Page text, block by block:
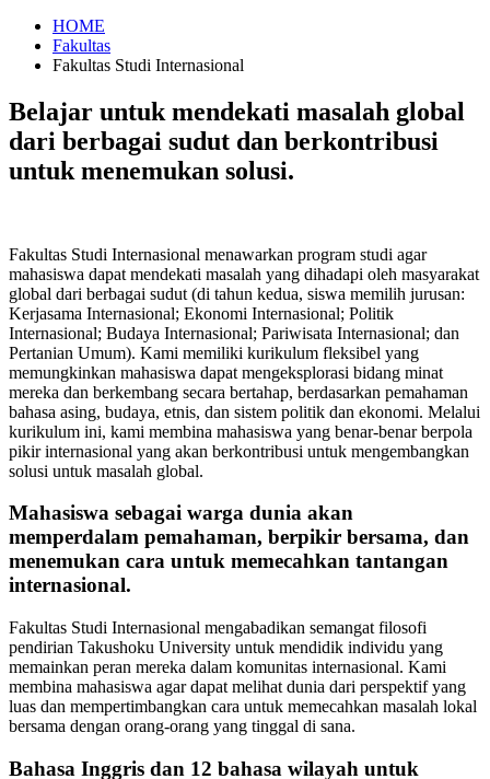
HOME
Fakultas
Fakultas Studi Internasional
Belajar untuk mendekati masalah global
dari berbagai sudut dan berkontribusi
untuk menemukan solusi.
Fakultas Studi Internasional menawarkan program studi agar
mahasiswa dapat mendekati masalah yang dihadapi oleh masyarakat
global dari berbagai sudut (di tahun kedua, siswa memilih jurusan:
Kerjasama Internasional; Ekonomi Internasional; Politik
Internasional; Budaya Internasional; Pariwisata Internasional; dan
Pertanian Umum). Kami memiliki kurikulum fleksibel yang
memungkinkan mahasiswa dapat mengeksplorasi bidang minat
mereka dan berkembang secara bertahap, berdasarkan pemahaman
bahasa asing, budaya, etnis, dan sistem politik dan ekonomi. Melalui
kurikulum ini, kami membina mahasiswa yang benar-benar berpola
pikir internasional yang akan berkontribusi untuk mengembangkan
solusi untuk masalah global.
Mahasiswa sebagai warga dunia akan
memperdalam pemahaman, berpikir bersama, dan
menemukan cara untuk memecahkan tantangan
internasional.
Fakultas Studi Internasional mengabadikan semangat filosofi
pendirian Takushoku University untuk mendidik individu yang
memainkan peran mereka dalam komunitas internasional. Kami
membina mahasiswa agar dapat melihat dunia dari perspektif yang
luas dan mempertimbangkan cara untuk memecahkan masalah lokal
bersama dengan orang-orang yang tinggal di sana.
Bahasa Inggris dan 12 bahasa wilayah untuk